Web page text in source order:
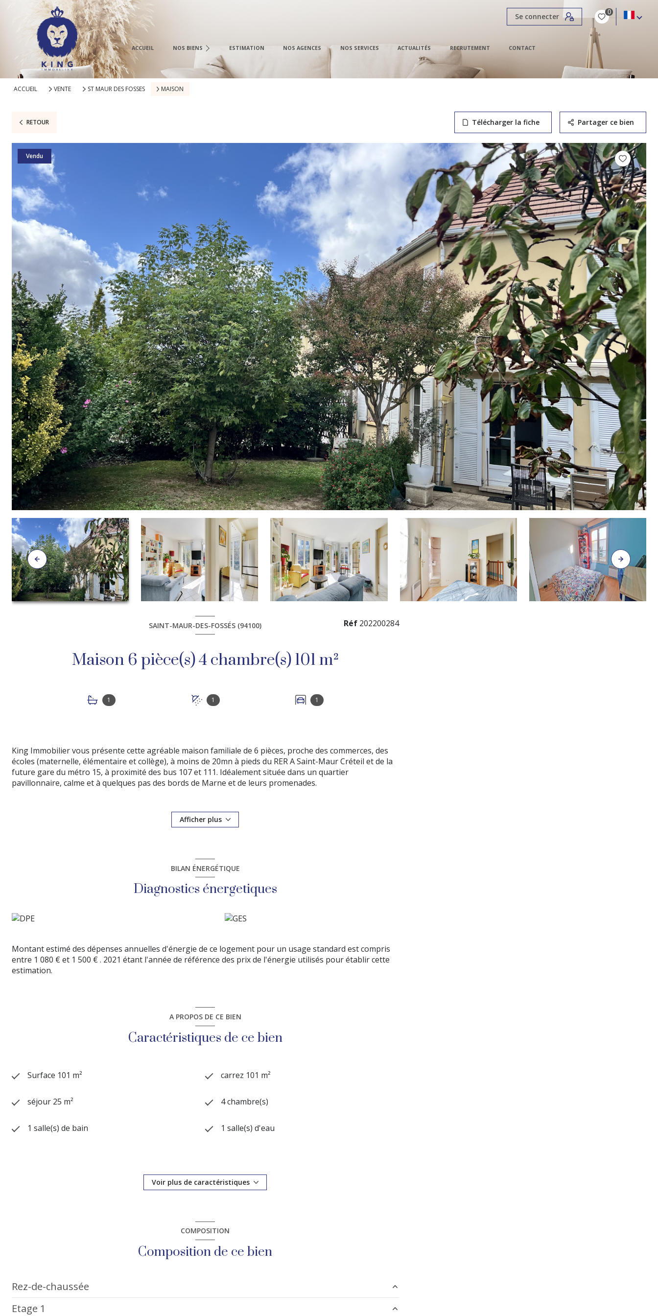
Se connecter 0
ACCUEIL NOS BIENS
Neuf
Vente Immo Pro
Location Immo. Pro
ESTIMATION NOS AGENCES NOS SERVICES ACTUALITÉS RECRUTEMENT CONTACT
ACCUEIL VENTE ST MAUR DES FOSSES MAISON
RETOUR Télécharger la fiche Partager ce bien
Vendu
SAINT-MAUR-DES-FOSSÉS (94100)
Maison 6 pièce(s) 4 chambre(s) 101 m²
1 1 1
Réf 202200284
King Immobilier vous présente cette agréable maison familiale de 6 pièces, proche des commerces, des
écoles (maternelle, élémentaire et collège), à moins de 20mn à pieds du RER A Saint-Maur Créteil et de la
future gare du métro 15, à proximité des bus 107 et 111. Idéalement située dans un quartier
pavillonnaire, calme et à quelques pas des bords de Marne et de leurs promenades.
avec salle d’eau privative, une salle de bains, un bureau avec accès à une terrasse. Les combles aménagés
abritent deux chambres supplémentaires, idéales pour une grande famille ou pour recevoir.
famille cherchant confort et tranquillité, à deux pas de la Marne et de toutes les commodités !
Afficher plus
BILAN ÉNERGÉTIQUE
Diagnostics énergetiques
Montant estimé des dépenses annuelles d'énergie de ce logement pour un usage standard est compris
entre 1 080 € et 1 500 € . 2021 étant l'année de référence des prix de l'énergie utilisés pour établir cette
estimation.
A PROPOS DE CE BIEN
Caractéristiques de ce bien
Surface 101 m² carrez 101 m²
séjour 25 m² 4 chambre(s)
1 salle(s) de bain 1 salle(s) d'eau
Chauffage individuel : radiateur (electrique) 1 garage(s)
terrasse
Voir plus de caractéristiques
COMPOSITION
Composition de ce bien
Rez-de-chaussée
Etage 1